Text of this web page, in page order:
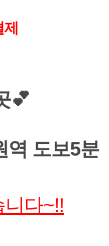
제
💕
역 도보5분
다~!!